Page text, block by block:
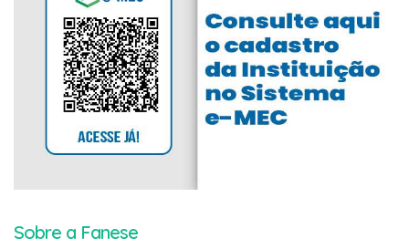
Sobre a Fanese